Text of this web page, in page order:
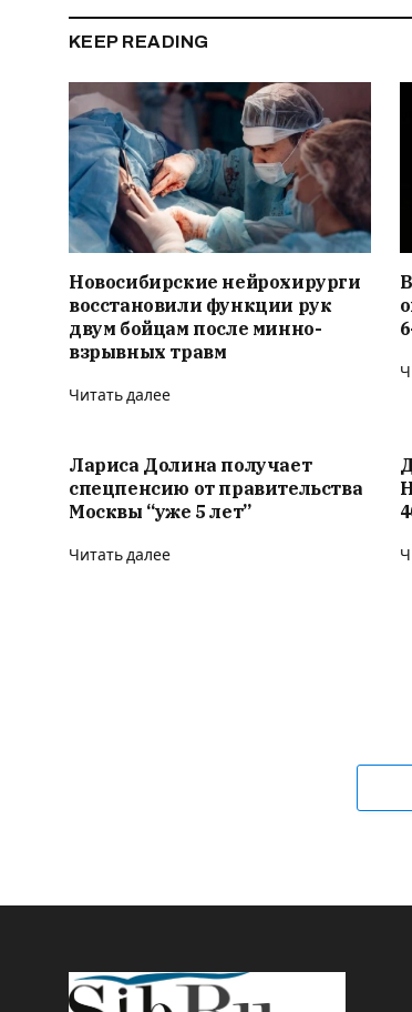
KEEP READING
Новосибирские нейрохирурги
восстановили функции рук
двум бойцам после минно-
взрывных травм
Читать далее
Лариса Долина получает
спецпенсию от правительства
Москвы “уже 5 лет”
Читать далее